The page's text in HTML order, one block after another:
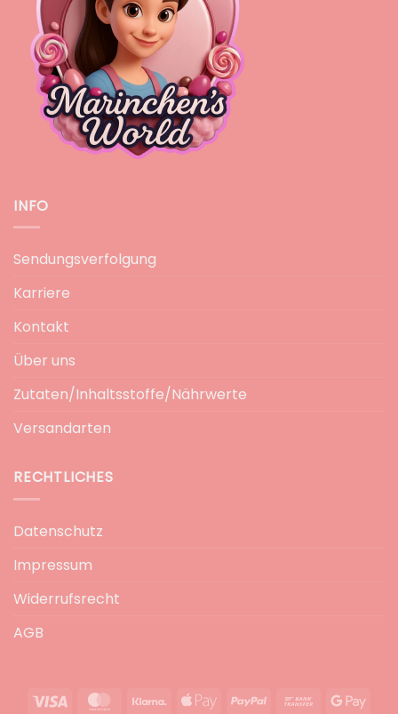
INFO
Sendungsverfolgung
Karriere
Kontakt
Über uns
Zutaten/Inhaltsstoffe/Nährwerte
Versandarten
RECHTLICHES
Datenschutz
Impressum
Widerrufsrecht
AGB
Visa MasterCardKlarna Apple
PayPal
Bank